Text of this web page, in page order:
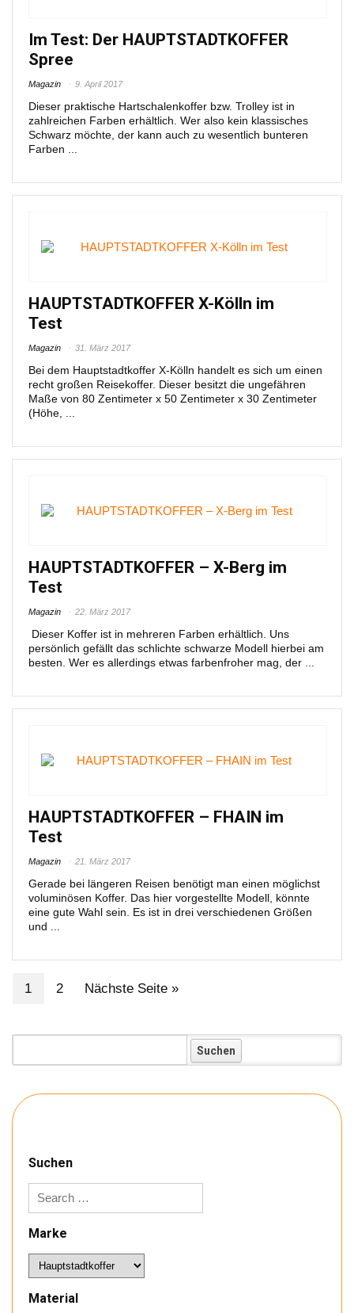
Im Test: Der HAUPTSTADTKOFFER
Spree
Magazin 9. April 2017
Dieser praktische Hartschalenkoffer bzw. Trolley ist in
zahlreichen Farben erhältlich. Wer also kein klassisches
Schwarz möchte, der kann auch zu wesentlich bunteren
Farben ...
HAUPTSTADTKOFFER X-Kölln im
Test
Magazin 31. März 2017
Bei dem Hauptstadtkoffer X-Kölln handelt es sich um einen
recht großen Reisekoffer. Dieser besitzt die ungefähren
Maße von 80 Zentimeter x 50 Zentimeter x 30 Zentimeter
(Höhe, ...
HAUPTSTADTKOFFER – X-Berg im
Test
Magazin 22. März 2017
Dieser Koffer ist in mehreren Farben erhältlich. Uns
persönlich gefällt das schlichte schwarze Modell hierbei am
besten. Wer es allerdings etwas farbenfroher mag, der ...
HAUPTSTADTKOFFER – FHAIN im
Test
Magazin 21. März 2017
Gerade bei längeren Reisen benötigt man einen möglichst
voluminösen Koffer. Das hier vorgestellte Modell, könnte
eine gute Wahl sein. Es ist in drei verschiedenen Größen
und ...
1 2 Nächste Seite »
Suchen
Marke
Material